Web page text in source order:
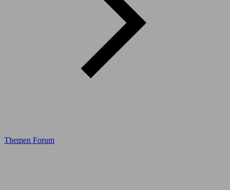
Themen Forum